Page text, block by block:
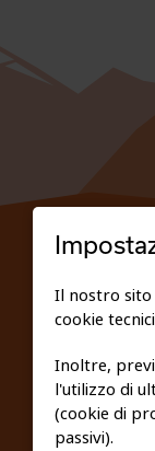
Il nostro sito
cookie
Inoltre,
l'utilizzo di
(cookie di
passivi).